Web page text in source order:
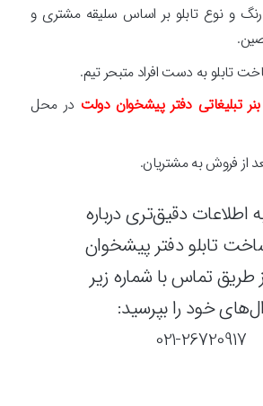
و نوع تابلو بر اساس سلیقه مشتری و
تابلو به دست افراد متبحر تیم.
بنر تبلیغاتی دفتر پیشخوان دولت در محل
از فروش به مشتریان.
اطلاعات دقیق‌تری درباره
تابلو دفتر پیشخوان
طریق تماس با شماره زیر
خود را بپرسید:
021-26720917